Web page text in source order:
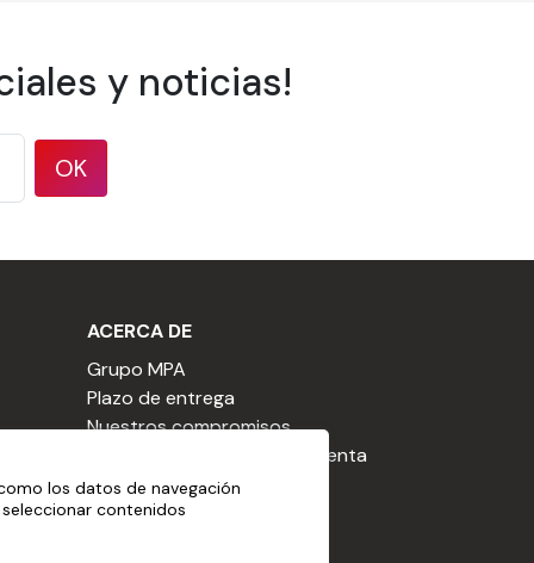
y noticias!
OK
ACERCA DE
Grupo MPA
Plazo de entrega
Nuestros compromisos
Condiciones generales de venta
CGU de la cesta
Declaración sobre cookies
los datos de navegación
contenidos